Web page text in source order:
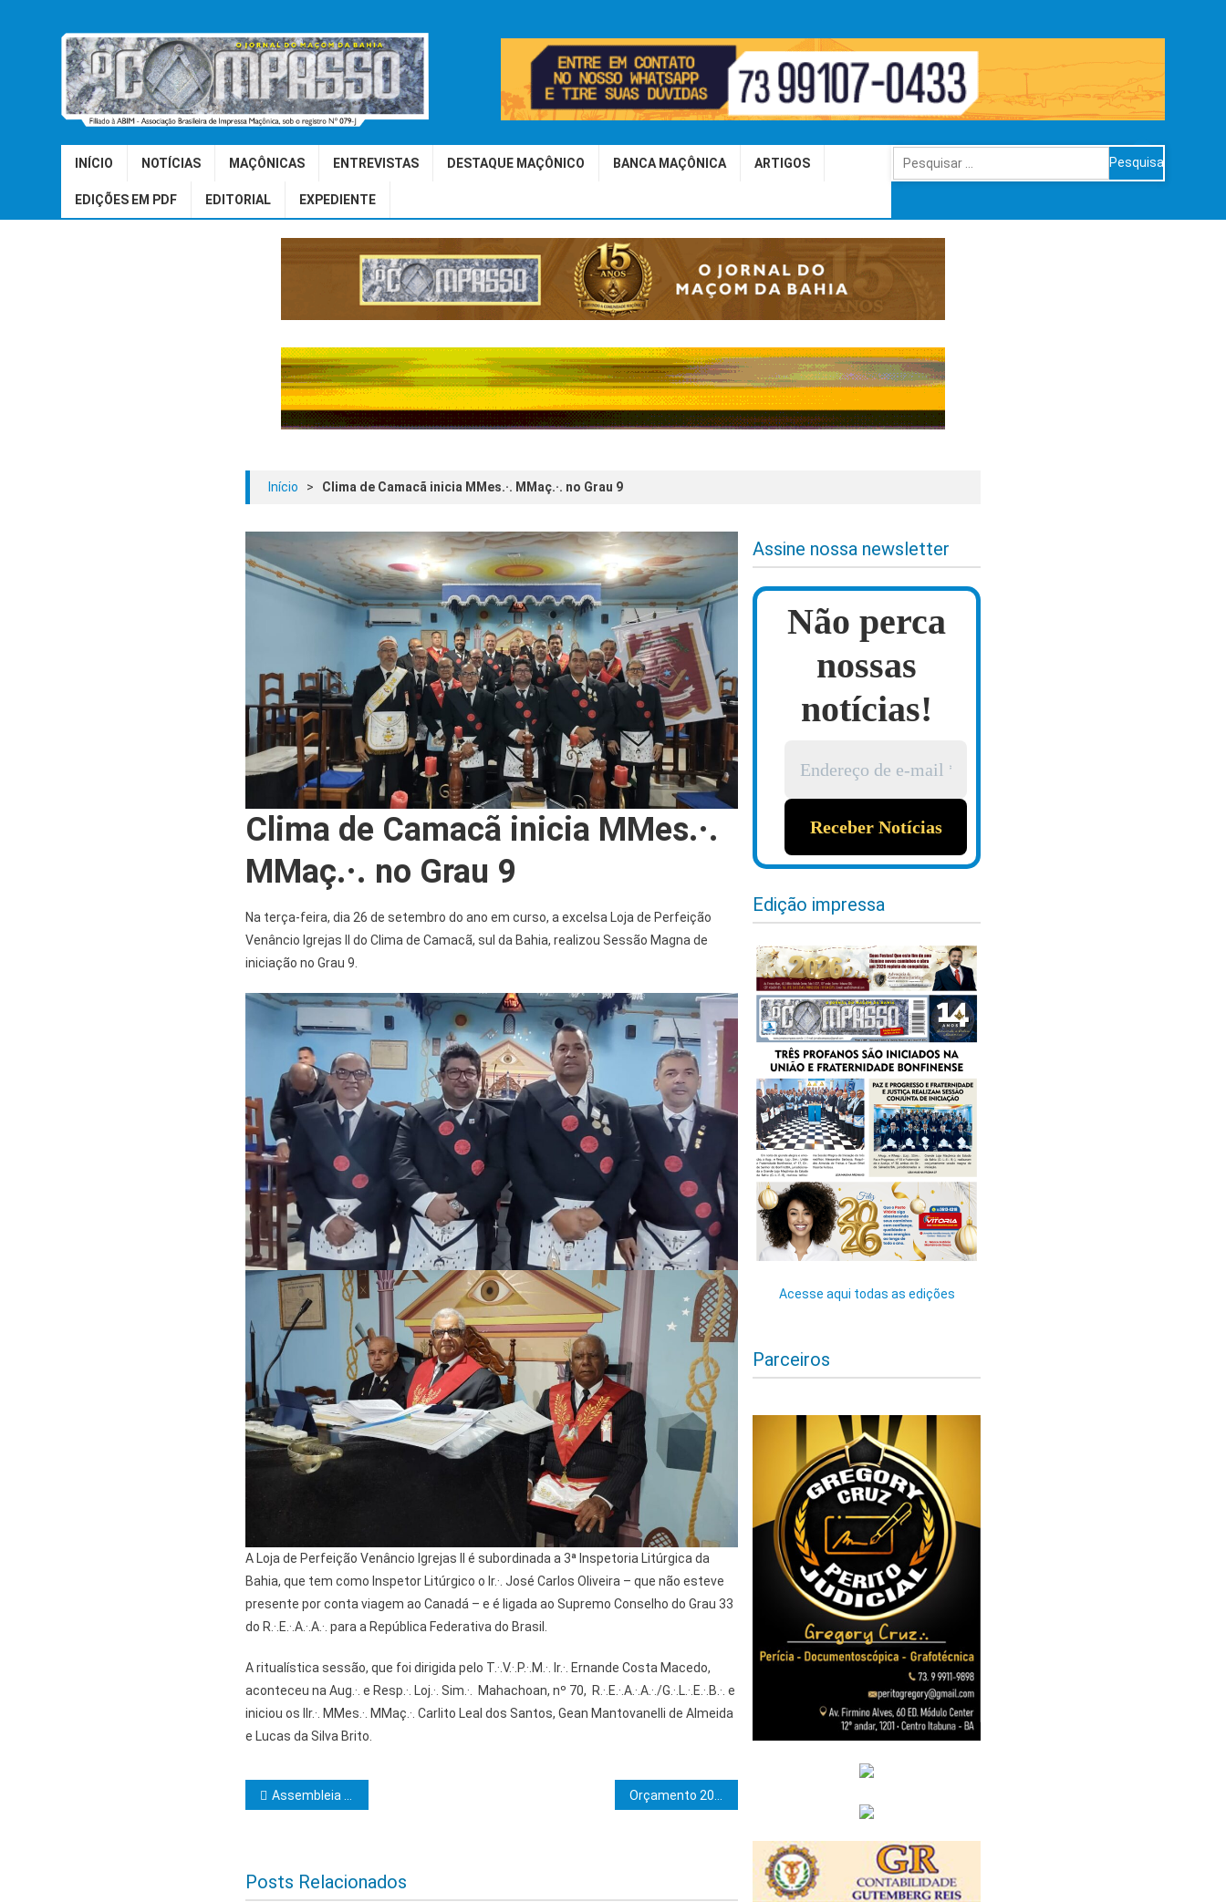
INÍCIO NOTÍCIAS MAÇÔNICAS ENTREVISTAS DESTAQUE MAÇÔNICO BANCA MAÇÔNICA ARTIGOS
EDIÇÕES EM PDF EDITORIAL EXPEDIENTE
Pesquisar
por:
Início > Clima de Camacã inicia MMes.·. MMaç.·. no Grau 9
Clima de Camacã inicia MMes.·.
MMaç.·. no Grau 9
Na terça-feira, dia 26 de setembro do ano em curso, a excelsa Loja de Perfeição
Venâncio Igrejas II do Clima de Camacã, sul da Bahia, realizou Sessão Magna de
iniciação no Grau 9.
A Loja de Perfeição Venâncio Igrejas II é subordinada a 3ª Inspetoria Litúrgica da
Bahia, que tem como Inspetor Litúrgico o Ir.·. José Carlos Oliveira – que não esteve
presente por conta viagem ao Canadá – e é ligada ao Supremo Conselho do Grau 33
do R.·.E.·.A.·.A.·. para a República Federativa do Brasil.
A ritualística sessão, que foi dirigida pelo T.·.V.·.P.·.M.·. Ir.·. Ernande Costa Macedo,
aconteceu na Aug.·. e Resp.·. Loj.·. Sim.·. Mahachoan, nº 70, R.·.E.·.A.·.A.·./G.·.L.·.E.·.B.·. e
iniciou os IIr.·. MMes.·. MMaç.·. Carlito Leal dos Santos, Gean Mantovanelli de Almeida
e Lucas da Silva Brito.
Navegação de Post
Assembleia Legislativa da Bahia sedia ato em defesa da Bahiagás
Posts Relacionados
Assine nossa newsletter
Não perca
nossas
notícias!
Edição impressa
Acesse aqui todas as edições
Parceiros